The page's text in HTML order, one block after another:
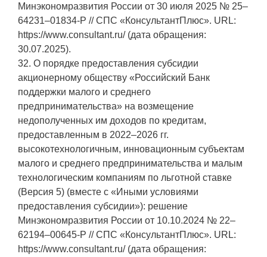
Минэкономразвития России от 30 июля 2025 № 25–
64231–01834-Р // СПС «КонсультантПлюс». URL:
https://www.consultant.ru/ (дата обращения:
30.07.2025).
32. О порядке предоставления субсидии
акционерному обществу «Российский Банк
поддержки малого и среднего
предпринимательства» на возмещение
недополученных им доходов по кредитам,
предоставленным в 2022–2026 гг.
высокотехнологичным, инновационным субъектам
малого и среднего предпринимательства и малым
технологическим компаниям по льготной ставке
(Версия 5) (вместе с «Иными условиями
предоставления субсидии»): решение
Минэкономразвития России от 10.10.2024 № 22–
62194–00645-Р // СПС «КонсультантПлюс». URL:
https://www.consultant.ru/ (дата обращения: